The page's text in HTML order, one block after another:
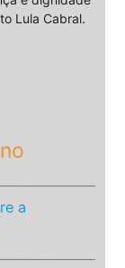
Lula Cabral.
a